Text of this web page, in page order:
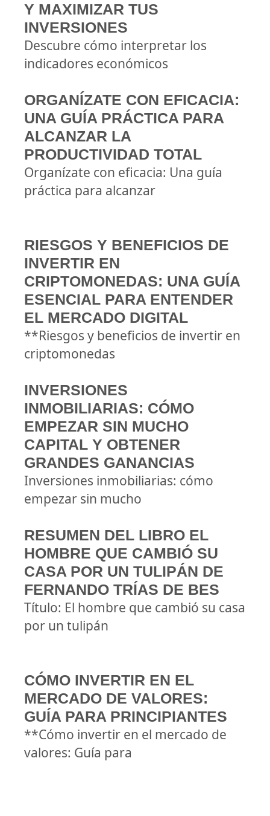
Y MAXIMIZAR TUS
INVERSIONES
Descubre cómo interpretar los
indicadores económicos
ORGANÍZATE CON EFICACIA:
UNA GUÍA PRÁCTICA PARA
ALCANZAR LA
PRODUCTIVIDAD TOTAL
Organízate con eficacia: Una guía
práctica para alcanzar
RIESGOS Y BENEFICIOS DE
INVERTIR EN
CRIPTOMONEDAS: UNA GUÍA
ESENCIAL PARA ENTENDER
EL MERCADO DIGITAL
**Riesgos y beneficios de invertir en
criptomonedas
INVERSIONES
INMOBILIARIAS: CÓMO
EMPEZAR SIN MUCHO
CAPITAL Y OBTENER
GRANDES GANANCIAS
Inversiones inmobiliarias: cómo
empezar sin mucho
RESUMEN DEL LIBRO EL
HOMBRE QUE CAMBIÓ SU
CASA POR UN TULIPÁN DE
FERNANDO TRÍAS DE BES
Título: El hombre que cambió su casa
por un tulipán
CÓMO INVERTIR EN EL
MERCADO DE VALORES:
GUÍA PARA PRINCIPIANTES
**Cómo invertir en el mercado de
valores: Guía para